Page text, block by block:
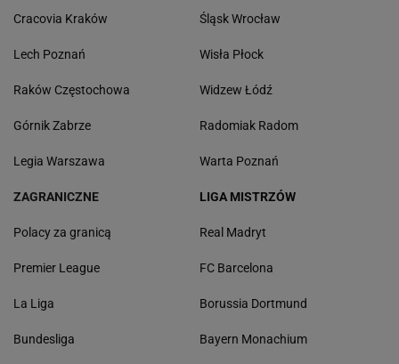
Cracovia Kraków
Lech Poznań
Raków Częstochowa
Górnik Zabrze
Legia Warszawa
Śląsk Wrocław
Wisła Płock
Widzew Łódź
Radomiak Radom
Warta Poznań
ZAGRANICZNE
Polacy za granicą
Premier League
La Liga
Bundesliga
LIGA MISTRZÓW
Real Madryt
FC Barcelona
Borussia Dortmund
Bayern Monachium